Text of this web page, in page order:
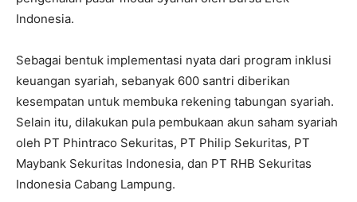
Indonesia.
Sebagai bentuk implementasi nyata dari program inklusi
keuangan syariah, sebanyak 600 santri diberikan
kesempatan untuk membuka rekening tabungan syariah.
Selain itu, dilakukan pula pembukaan akun saham syariah
oleh PT Phintraco Sekuritas, PT Philip Sekuritas, PT
Maybank Sekuritas Indonesia, dan PT RHB Sekuritas
Indonesia Cabang Lampung.